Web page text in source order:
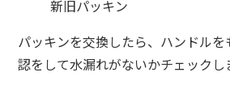
新旧パッキン
パッキンを交換したら、ハンドル
認をして水漏れがないかチェックし